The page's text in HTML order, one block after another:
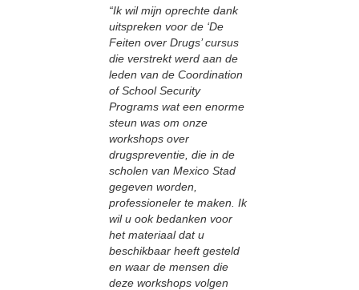
“Ik wil mijn oprechte dank
uitspreken voor de ‘De
Feiten over Drugs’ cursus
die verstrekt werd aan de
leden van de Coordination
of School Security
Programs wat een enorme
steun was om onze
workshops over
drugspreventie, die in de
scholen van Mexico Stad
gegeven worden,
professioneler te maken. Ik
wil u ook bedanken voor
het materiaal dat u
beschikbaar heeft gesteld
en waar de mensen die
deze workshops volgen